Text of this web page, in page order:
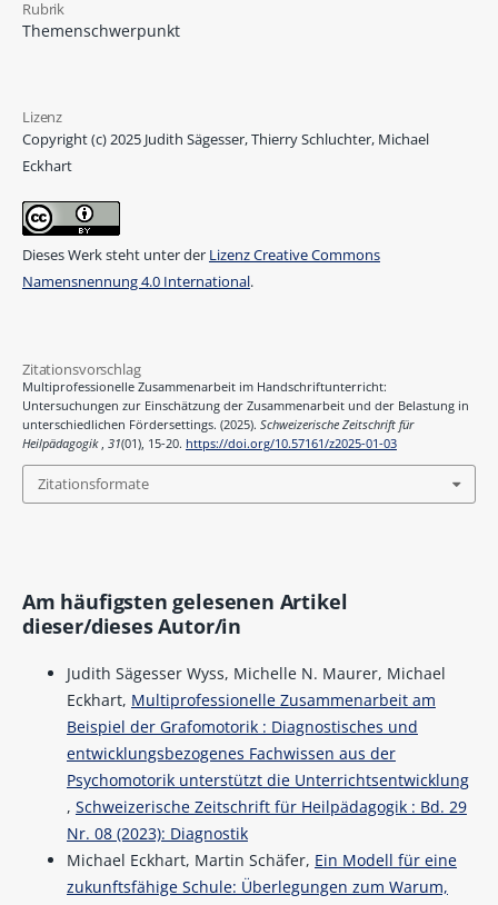
Rubrik
Themenschwerpunkt
Lizenz
Copyright (c) 2025 Judith Sägesser, Thierry Schluchter, Michael
Eckhart
Dieses Werk steht unter der Lizenz Creative Commons
Namensnennung 4.0 International.
Zitationsvorschlag
Multiprofessionelle Zusammenarbeit im Handschriftunterricht:
Untersuchungen zur Einschätzung der Zusammenarbeit und der Belastung in
unterschiedlichen Fördersettings. (2025). Schweizerische Zeitschrift für
Heilpädagogik 31(01), 15-20. https://doi.org/10.57161/z2025-01-03
Zitationsformate
Am häufigsten gelesenen Artikel
dieser/dieses Autor/in
Judith Sägesser Wyss, Michelle N. Maurer, Michael
Eckhart, Multiprofessionelle Zusammenarbeit am
Beispiel der Grafomotorik : Diagnostisches und
entwicklungsbezogenes Fachwissen aus der
Psychomotorik unterstützt die Unterrichtsentwicklung
, Schweizerische Zeitschrift für Heilpädagogik : Bd. 29
Nr. 08 (2023): Diagnostik
Michael Eckhart, Martin Schäfer, Ein Modell für eine
zukunftsfähige Schule: Überlegungen zum Warum,